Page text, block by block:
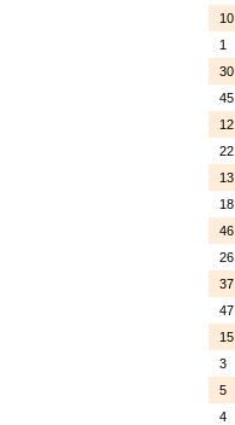
10
1
30
45
12
22
13
18
46
26
37
47
15
3
5
4